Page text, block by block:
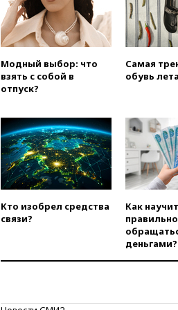
Модный выбор: что
взять с собой в
отпуск?
Самая
обувь
Кто изобрел средства
связи?
Как
правильно
деньгами?